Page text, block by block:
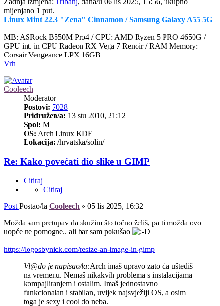
Zadnja izmjena: Tribanj, dana/u 06 lis 2025, 15:56, ukupno
mijenjano 1 put.
Linux Mint 22.3 "Zena" Cinnamon / Samsung Galaxy A55 5G
MB: ASRock B550M Pro4 / CPU: AMD Ryzen 5 PRO 4650G /
GPU int. in CPU Radeon RX Vega 7 Renoir / RAM Memory:
Corsair Vengeance LPX 16GB
Vrh
Cooleech
Moderator
Postovi: 7028
Pridružen/a: 13 stu 2010, 21:12
Spol: M
OS: Arch Linux KDE
Lokacija: /hrvatska/solin/
Re: Kako povećati dio slike u GIMP
Citiraj
Citiraj
Post Postao/la Cooleech » 05 lis 2025, 16:32
Možda sam pretupav da skužim što točno želiš, pa ti možda ovo
uopće ne pomogne.. ali bar sam pokušao
https://logosbynick.com/resize-an-image-in-gimp
Vl@do je napisao/la:Arch imaš upravo zato da uštediš
na vremenu. Nemaš nikakvih problema s instalacijama,
kompajliranjem i ostalim. Imaš jednostavno
funkcionalan i stabilan, uvijek najsvježiji OS, a osim
toga je sexy i cool do neba.